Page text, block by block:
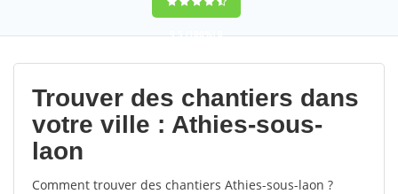
9,5(100%)0
votes
Trouver des chantiers dans
votre ville : Athies-sous-
laon
Comment trouver des chantiers Athies-sous-laon ?